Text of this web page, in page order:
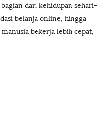
dari kehidupan sehari-
belanja online, hingga
bekerja lebih cepat,